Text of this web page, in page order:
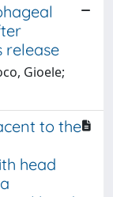
release
Gioele;
to the
head